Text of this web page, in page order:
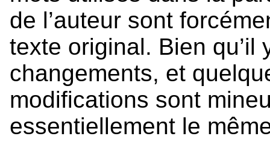
de l’auteur sont
texte original. Bien qu’il
changements, et
modifications sont
essentiellement le